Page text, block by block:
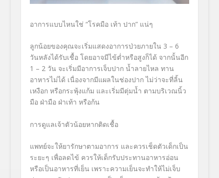
อาการแบบไหนใช่ “โรคมือ เท้า ปาก” แน่ๆ
ลูกน้อยของคุณจะเริ่มแสดงอาการป่วยภายใน 3 – 6
วันหลังได้รับเชื้อ โดยอาจมีไข้ต่ำหรือสูงก็ได้ จากนั้นอีก
1 – 2 วัน จะเริ่มมีอาการเจ็บปาก น้ำลายไหล ทาน
อาหารไม่ได้ เนื่องจากมีแผลในช่องปาก ไม่ว่าจะที่ลิ้น
เหงือก หรือกระพุ้งแก้ม และเริ่มมีตุ่มน้ำ ตามบริเวณนิ้ว
มือ ฝ่ามือ ฝ่าเท้า หรือก้น
การดูแลเจ้าตัวน้อยหากติดเชื้อ
แพทย์จะให้ยารักษาตามอาการ และควรเช็ดตัวเด็กเป็น
ระยะๆ เพื่อลดไข้ ควรให้เด็กรับประทานอาหารอ่อน
หรือเป็นอาหารที่เย็น เพราะความเย็นจะทำให้ไม่เจ็บ